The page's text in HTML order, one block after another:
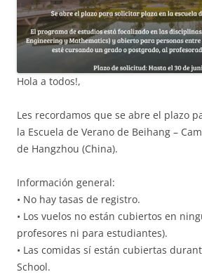
Hola a todos!,
Les recordamos que se abre el plazo
la Escuela de Verano de Beihang –
de Hangzhou (China).
Información general:
• No hay tasas de registro.
• Los vuelos no están cubiertos en
profesores ni para estudiantes).
• Las comidas sí están cubiertas
School.